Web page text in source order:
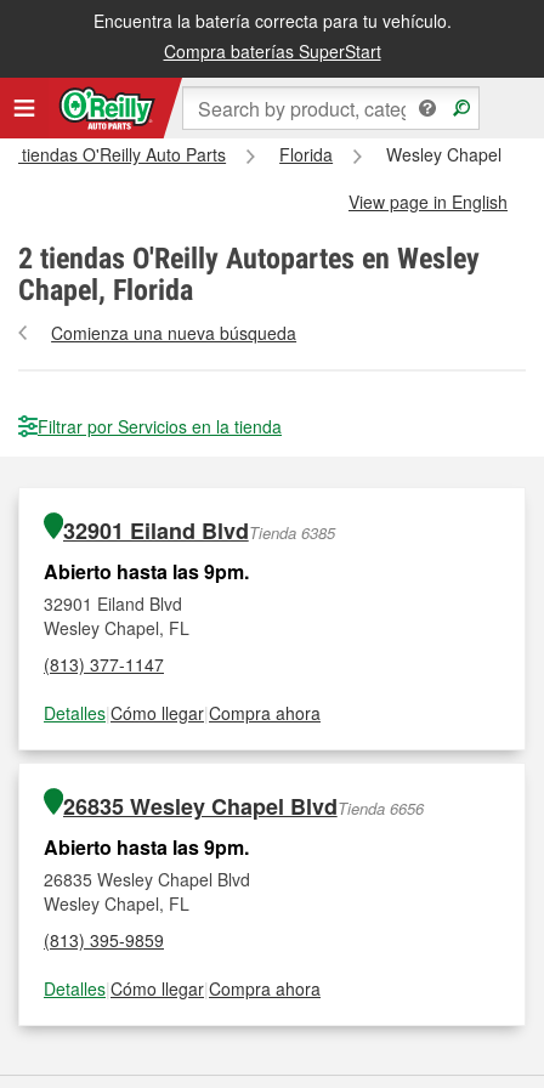
Encuentra la batería correcta para tu vehículo.
Compra baterías SuperStart
tiendas O'Reilly Auto Parts Florida
Wesley Chapel
View page in English
2 tiendas O'Reilly Autopartes en Wesley
Chapel, Florida
Comienza una nueva búsqueda
Filtrar por Servicios en la tienda
32901 Eiland BlvdTienda 6385
Abierto hasta las 9pm.
32901 Eiland Blvd
Wesley Chapel, FL
(813) 377-1147
Detalles|Cómo llegar|Compra ahora
26835 Wesley Chapel BlvdTienda 6656
Abierto hasta las 9pm.
26835 Wesley Chapel Blvd
Wesley Chapel, FL
(813) 395-9859
Detalles|Cómo llegar|Compra ahora